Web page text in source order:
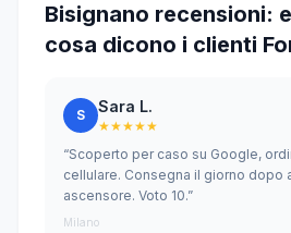
Bisignano recensioni:
cosa dicono i clienti
S Sara L.
★★★★★
“Scoperto per caso su Google,
cellulare. Consegna il giorno dopo
ascensore. Voto 10.”
Milano